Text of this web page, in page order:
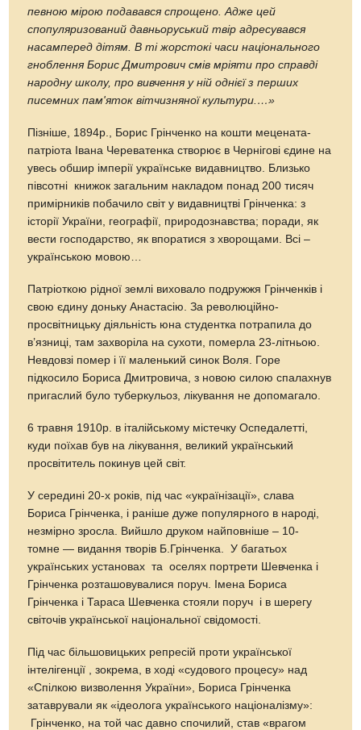
певною мірою подавався спрощено. Адже цей
спопуляризований давньоруський твір адресувався
насамперед дітям. В ті жорстокі часи національного
гноблення Борис Дмитрович смів мріяти про справді
народну школу, про вивчення у ній однієї з перших
писемних пам'яток вітчизняної культури.…»
Пізніше, 1894р., Борис Грінченко на кошти мецената-
патріота Івана Череватенка створює в Чернігові єдине на
увесь обшир імперії українське видавництво. Близько
півсотні книжок загальним накладом понад 200 тисяч
примірників побачило світ у видавництві Грінченка: з
історії України, географії, природознавства; поради, як
вести господарство, як впоратися з хворощами. Всі –
українською мовою…
Патріоткою рідної землі виховало подружжя Грінченків і
свою єдину доньку Анастасію. За революційно-
просвітницьку діяльність юна студентка потрапила до
в’язниці, там захворіла на сухоти, померла 23-літньою.
Невдовзі помер і її маленький синок Воля. Горе
підкосило Бориса Дмитровича, з новою силою спалахнув
пригаслий було туберкульоз, лікування не допомагало.
6 травня 1910р. в італійському містечку Оспедалетті,
куди поїхав був на лікування, великий український
просвітитель покинув цей світ.
У середині 20-х років, під час «українізації», слава
Бориса Грінченка, і раніше дуже популярного в народі,
незмірно зросла. Вийшло друком найповніше – 10-
томне — видання творів Б.Грінченка. У багатьох
українських установах та оселях портрети Шевченка і
Грінченка розташовувалися поруч. Імена Бориса
Грінченка і Тараса Шевченка стояли поруч і в шерегу
світочів української національної свідомості.
Під час більшовицьких репресій проти української
інтелігенції , зокрема, в ході «судового процесу» над
«Спілкою визволення України», Бориса Грінченка
затаврували як «ідеолога українського націоналізму»:
Грінченко, на той час давно спочилий, став «врагом